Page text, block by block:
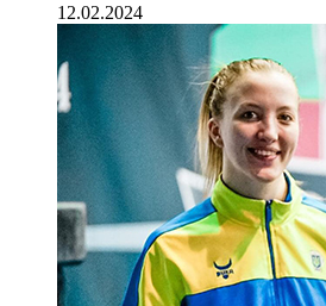
12.02.2024